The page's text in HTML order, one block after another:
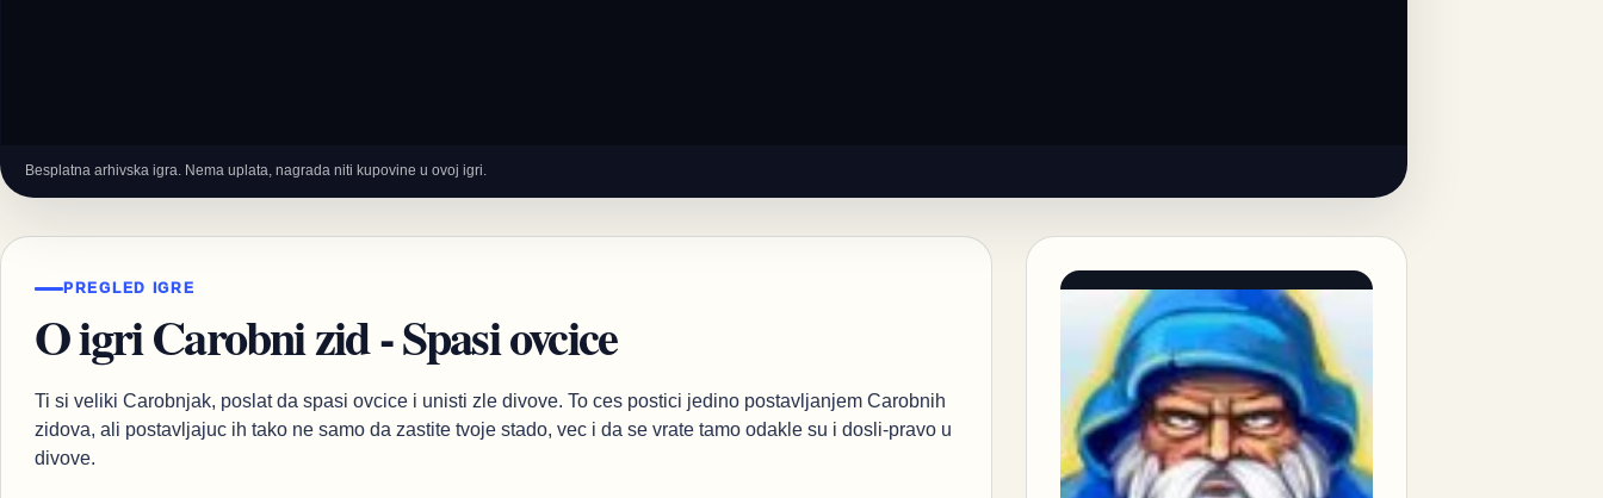
Besplatna arhivska igra. Nema uplata, nagrada niti kupovine u ovoj igri.
PREGLED IGRE
O igri Carobni zid - Spasi ovcice
Ti si veliki Carobnjak, poslat da spasi ovcice i unisti zle divove. To ces postici jedino postavljanjem Carobnih
zidova, ali postavljajuc ih tako ne samo da zastite tvoje stado, vec i da se vrate tamo odakle su i dosli-pravo u
divove.